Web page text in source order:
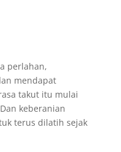
perlahan,
mendapat
takut itu mulai
keberanian
terus dilatih sejak